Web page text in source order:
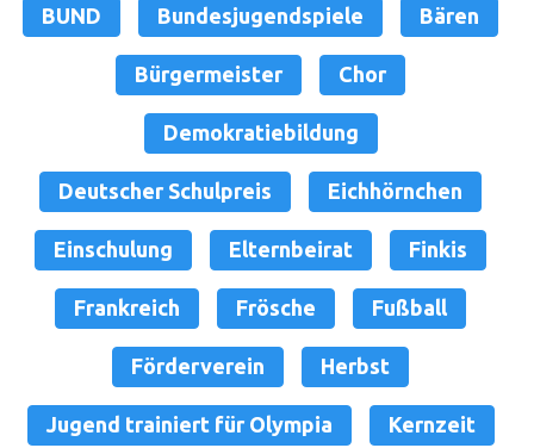
BUND Bundesjugendspiele Bären
Bürgermeister Chor
Demokratiebildung
Deutscher Schulpreis Eichhörnchen
Einschulung Elternbeirat Finkis
Frankreich Frösche Fußball
Förderverein Herbst
Jugend trainiert für Olympia Kernzeit